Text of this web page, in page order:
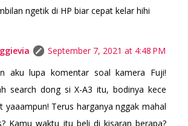
ngetik di HP biar cepat kelar hihi
September 7, 2021 at 4:48 PM
aku lupa komentar soal kamera Fuji!
search dong si X-A3 itu, bodinya kece
yaaampun! Terus harganya nggak mahal
Kamu waktu itu beli di kisaran berapa?